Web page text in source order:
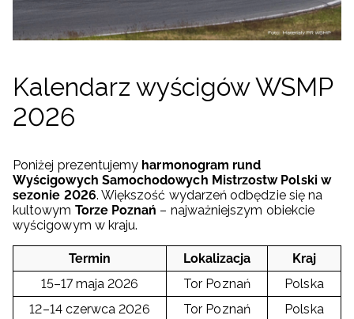
Kalendarz wyścigów WSMP
2026
Poniżej prezentujemy harmonogram rund
Wyścigowych Samochodowych Mistrzostw Polski w
sezonie 2026. Większość wydarzeń odbędzie się na
kultowym Torze Poznań – najważniejszym obiekcie
wyścigowym w kraju.
Termin Lokalizacja
Kraj
15–17 maja 2026
Tor Poznań
Polska
12–14 czerwca 2026
Tor Poznań
Polska